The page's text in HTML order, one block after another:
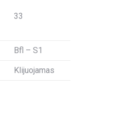
33
Bfl – S1
Klijuojamas